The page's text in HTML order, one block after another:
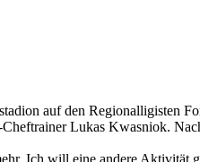
auf den Regionalligisten
Lukas Kwasniok.
Ich will eine andere Aktivität